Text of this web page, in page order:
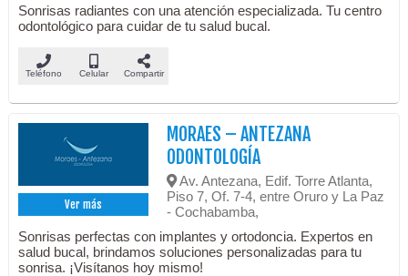
Sonrisas radiantes con una atención especializada. Tu centro
odontológico para cuidar de tu salud bucal.
Teléfono Celular Compartir
Ver más
MORAES – ANTEZANA
ODONTOLOGÍA
Av. Antezana, Edif. Torre Atlanta,
Piso 7, Of. 7-4, entre Oruro y La Paz
- Cochabamba,
Sonrisas perfectas con implantes y ortodoncia. Expertos en
salud bucal, brindamos soluciones personalizadas para tu
sonrisa. ¡Visítanos hoy mismo!